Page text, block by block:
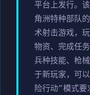
平台上发行。
角洲特种部队
术射击游戏，
物资、完成任
兵种技能、枪
于新玩家，可
险行动”模式